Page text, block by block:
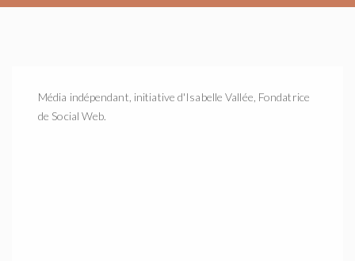
Média indépendant, initiative d'Isabelle Vallée, Fondatrice
de Social Web.